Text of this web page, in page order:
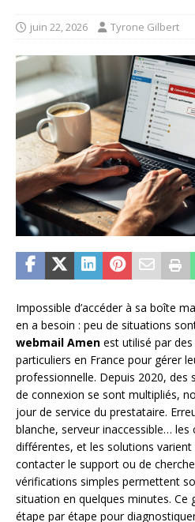
juin 22, 2026 Tyrone Gilbert
Impossible d’accéder à sa boîte
en a besoin : peu de situations
webmail Amen est utilisé par
particuliers en France pour gérer
professionnelle. Depuis 2020, des
de connexion se sont multipliés,
jour de service du prestataire.
blanche, serveur inaccessible…
différentes, et les solutions
contacter le support ou de
vérifications simples permettent
situation en quelques minutes. Ce
étape par étape pour